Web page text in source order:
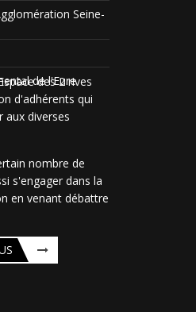
Seine-
de l'Eure
des 2 rives
d'adhérents qui
aux diverses
nombre de
s'engager dans la
en venant débattre